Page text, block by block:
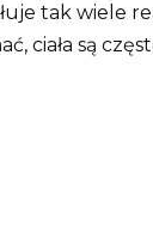
tak wiele
ciała są